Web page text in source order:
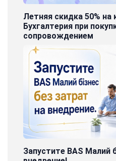
Летняя скидка 50% на
Бухгалтерия при
сопровождением
Запустите BAS Малий